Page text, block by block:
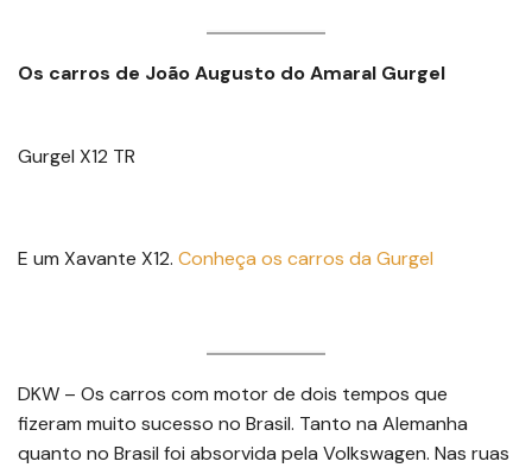
Os carros de João Augusto do Amaral Gurgel
Gurgel X12 TR
E um Xavante X12. Conheça os carros da Gurgel
DKW – Os carros com motor de dois tempos que
fizeram muito sucesso no Brasil. Tanto na Alemanha
quanto no Brasil foi absorvida pela Volkswagen. Nas ruas